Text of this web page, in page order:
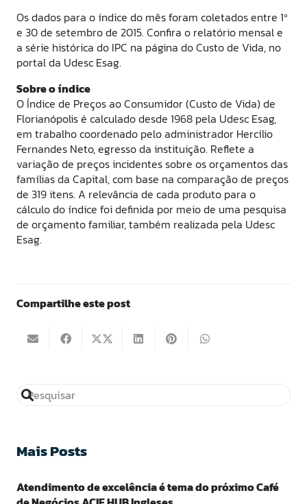
Os dados para o índice do mês foram coletados entre 1º
e 30 de setembro de 2015. Confira o relatório mensal e
a série histórica do IPC na página do Custo de Vida, no
portal da Udesc Esag.
Sobre o índice
O Índice de Preços ao Consumidor (Custo de Vida) de
Florianópolis é calculado desde 1968 pela Udesc Esag,
em trabalho coordenado pelo administrador Hercílio
Fernandes Neto, egresso da instituição. Reflete a
variação de preços incidentes sobre os orçamentos das
famílias da Capital, com base na comparação de preços
de 319 itens. A relevância de cada produto para o
cálculo do índice foi definida por meio de uma pesquisa
de orçamento familiar, também realizada pela Udesc
Esag.
Compartilhe este post
Mais Posts
Atendimento de excelência é tema do próximo Café